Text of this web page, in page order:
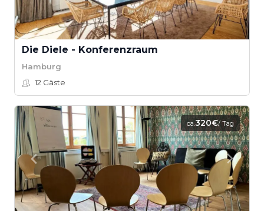
Die Diele - Konferenzraum
Hamburg
12 Gäste
ca.320€/ Tag